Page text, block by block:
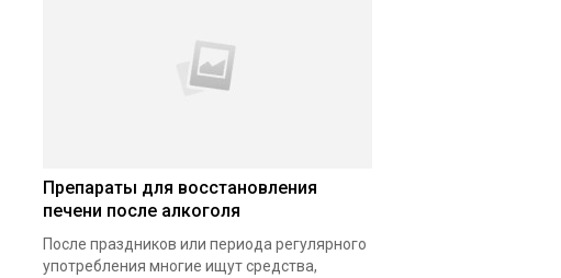
Препараты для восстановления
печени после алкоголя
После праздников или периода регулярного
употребления многие ищут средства,